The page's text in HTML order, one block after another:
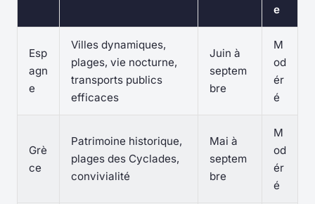
e
Esp
agn
e
Villes dynamiques,
plages, vie nocturne,
transports publics
efficaces
Juin à
septem
bre
M
od
ér
é
Grè
ce
Patrimoine historique,
plages des Cyclades,
convivialité
Mai à
septem
bre
M
od
ér
é